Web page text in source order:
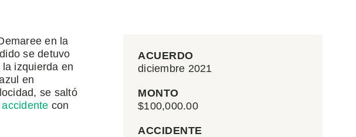
en la
se detuvo
izquierda en
en
se saltó
accidente con
ACUERDO
diciembre 2021
MONTO
$100,000.00
ACCIDENTE